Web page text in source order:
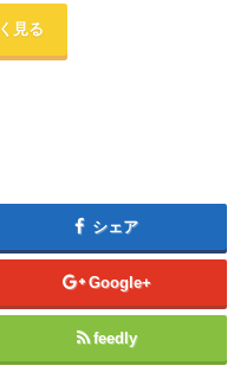
見る
シェア
Google+
feedly